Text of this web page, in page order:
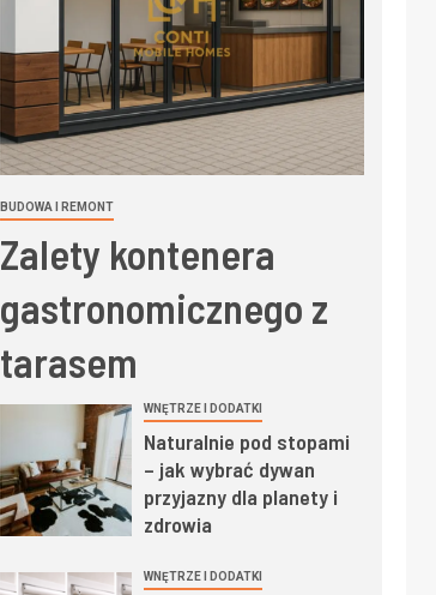
BUDOWA I REMONT
Zalety kontenera
gastronomicznego z
tarasem
WNĘTRZE I DODATKI
Naturalnie pod stopami
– jak wybrać dywan
przyjazny dla planety i
zdrowia
WNĘTRZE I DODATKI